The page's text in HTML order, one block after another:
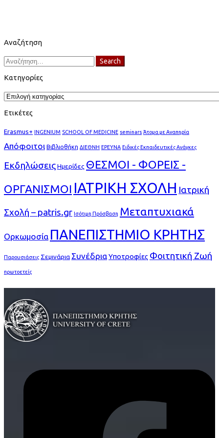
Αναζήτηση
Search
for:
Search
Κατηγορίες
Κατηγορίες
Ετικέτες
Erasmus+ INGENIUM SCHOOL OF MEDICINE seminars Άτομα με Αναπηρία
Απόφοιτοι Βιβλιοθήκη ΔΙΕΘΝΗ ΕΡΕΥΝΑ Ειδικές Εκπαιδευτικές Ανάγκες
ΕκδηλώσειςΗμερίδες ΘΕΣΜΟΙ - ΦΟΡΕΙΣ -
ΟΡΓΑΝΙΣΜΟΙ ΙΑΤΡΙΚΗ ΣΧΟΛΗ Ιατρική
Σχολή – patris.gr Ισότιμη Πρόσβαση Μεταπτυχιακά
Ορκωμοσία ΠΑΝΕΠΙΣΤΗΜΙΟ ΚΡΗΤΗΣ
Παρουσιάσεις Σεμινάρια ΣυνέδριαΥποτροφίες Φοιτητική Ζωή
πρωτοετείς